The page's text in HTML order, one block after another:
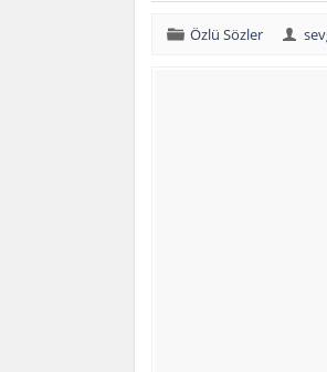
Özlü Sözler